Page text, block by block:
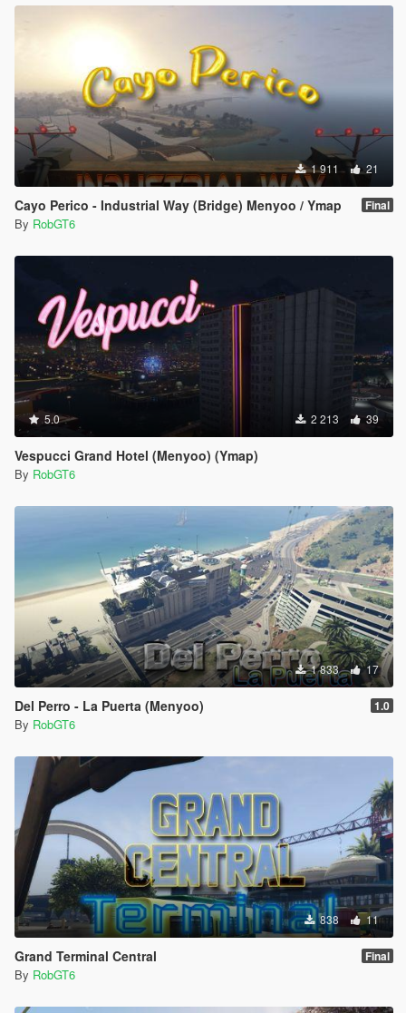
1 911 21
Cayo Perico - Industrial Way (Bridge) Menyoo / Ymap Final
By RobGT6
5.0 2 213 39
Vespucci Grand Hotel (Menyoo) (Ymap)
By RobGT6
1 833 17
Del Perro - La Puerta (Menyoo) 1.0
By RobGT6
838 11
Grand Terminal Central Final
By RobGT6